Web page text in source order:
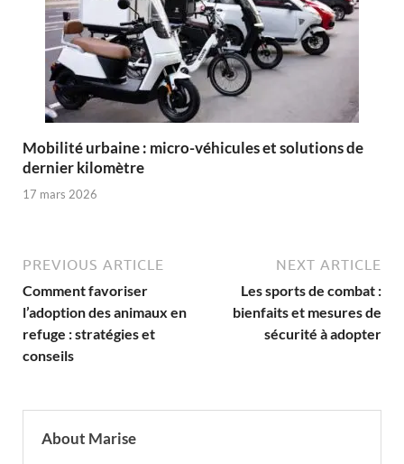
Mobilité urbaine : micro-véhicules et solutions de
dernier kilomètre
17 mars 2026
PREVIOUS ARTICLE
Comment favoriser
l’adoption des animaux en
refuge : stratégies et
conseils
NEXT ARTICLE
Les sports de combat :
bienfaits et mesures de
sécurité à adopter
About Marise